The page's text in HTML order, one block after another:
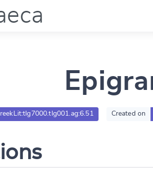
Created on